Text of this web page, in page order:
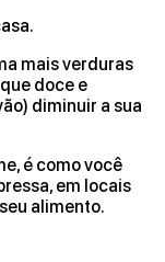
mais verduras
doce e
diminuir a sua
é como você
em locais
alimento.